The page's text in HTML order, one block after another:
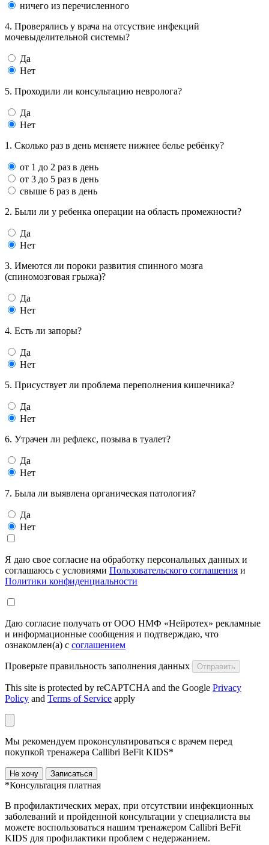
ничего из перечисленного
4. Проверялись у врача на отсуствие инфекций
мочевыделительной системы?
Да
Нет
5. Проходили ли консультацию невролога?
Да
Нет
1. Сколько раз в день меняете нижнее белье ребёнку?
от 1 до 2 раз в день
от 3 до 5 раз в день
свыше 6 раз в день
2. Были ли у ребенка операции на область промежности?
Да
Нет
3. Имеются ли пороки развития спинного мозга
(спиномозговая грыжа)?
Да
Нет
4. Есть ли запоры?
Да
Нет
5. Присуствует ли проблема переполнения кишечника?
Да
Нет
6. Утрачен ли рефлекс, позыва в туалет?
Да
Нет
7. Была ли выявлена органическая патология?
Да
Нет
Я даю свое согласие на обработку персональных данных и
соглашаюсь с условиями Пользовательского соглашения и
Политики конфиденциальности
Даю согласие получать от ООО НМФ «Нейротех» рекламные
и информационные сообщения и подтверждаю, что
ознакомлен(а) с соглашением
Проверьте правильность заполнения данных Отправить
This site is protected by reCAPTCHA and the Google Privacy
Policy and Terms of Service apply
Мы рекомендуем проконсультироваться с врачем перед
покупкой тренажера Callibri BeFit KIDS*
Не хочу Записаться
*Консультация платная
В профилактических мерах, при отсутствии инфекционных
заболеваний и пройденной консультации у специалиста вы
можете воспользоваться нашим тренажером Сallibri BeFit
KIDS для профилактики проблем с недержанием.